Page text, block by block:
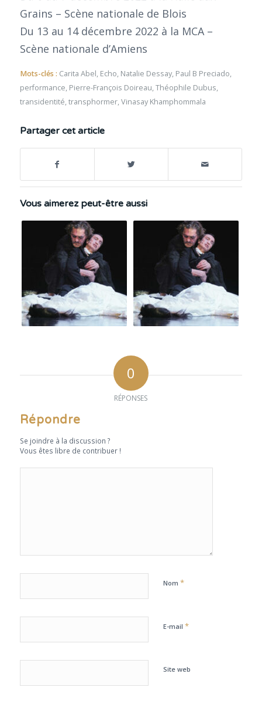
Grains – Scène nationale de Blois
Du 13 au 14 décembre 2022 à la MCA –
Scène nationale d’Amiens
Mots-clés : Carita Abel, Echo, Natalie Dessay, Paul B Preciado,
performance, Pierre-François Doireau,Théophile Dubus,
transidentité,transphormer,Vinasay Khamphommala
Partager cet article
Vous aimerez peut-être aussi
0
RÉPONSES
Répondre
Se joindre à la discussion ?
Vous êtes libre de contribuer !
Nom *
E-mail *
Site web